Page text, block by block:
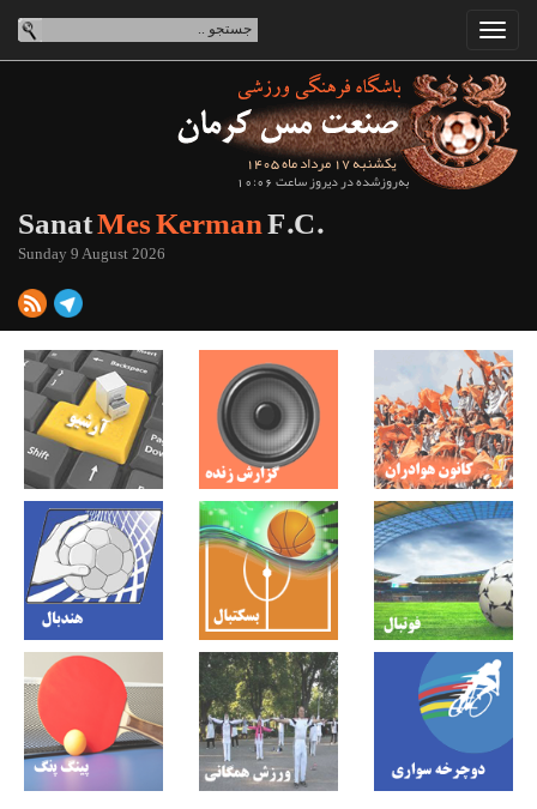
یکشنبه 17 مرداد ماه 1405
به‌روزشده در دیروز ساعت 10:06
SanatMes KermanF.C.
Sunday 9 August 2026